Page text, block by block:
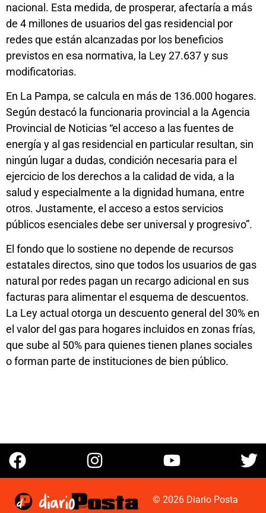
nacional. Esta medida, de prosperar, afectaría a más
de 4 millones de usuarios del gas residencial por
redes que están alcanzadas por los beneficios
previstos en esa normativa, la Ley 27.637 y sus
modificatorias.
En La Pampa, se calcula en más de 136.000 hogares.
Según destacó la funcionaria provincial a la Agencia
Provincial de Noticias “el acceso a las fuentes de
energía y al gas residencial en particular resultan, sin
ningún lugar a dudas, condición necesaria para el
ejercicio de los derechos a la calidad de vida, a la
salud y especialmente a la dignidad humana, entre
otros. Justamente, el acceso a estos servicios
públicos esenciales debe ser universal y progresivo”.
El fondo que lo sostiene no depende de recursos
estatales directos, sino que todos los usuarios de gas
natural por redes pagan un recargo adicional en sus
facturas para alimentar el esquema de descuentos.
La Ley actual otorga un descuento general del 30% en
el valor del gas para hogares incluidos en zonas frías,
que sube al 50% para quienes tienen planes sociales
o forman parte de instituciones de bien público.
© 2026 Diario Posta